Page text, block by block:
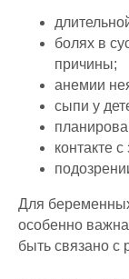
болях в
причины;
анемии
сыпи у
контакте
Для
особенно
быть связано с